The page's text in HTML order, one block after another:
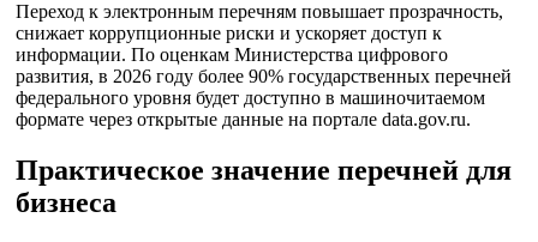
Переход к электронным перечням повышает прозрачность,
снижает коррупционные риски и ускоряет доступ к
информации. По оценкам Министерства цифрового
развития, в 2026 году более 90% государственных перечней
федерального уровня будет доступно в машиночитаемом
формате через открытые данные на портале data.gov.ru.
Практическое значение перечней для
бизнеса